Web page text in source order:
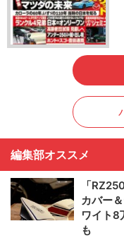
編集部オススメ
「
カバー
ワイト8
も